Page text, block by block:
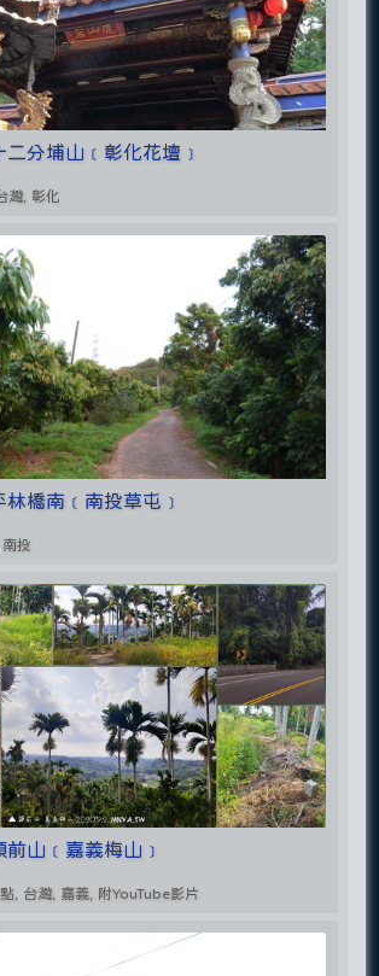
分埔山﹝彰化花壇﹞
灣, 彰化
橋南﹝南投草屯﹞
投
山﹝嘉義梅山﹞
, 台灣, 嘉義, 附YouTube影片